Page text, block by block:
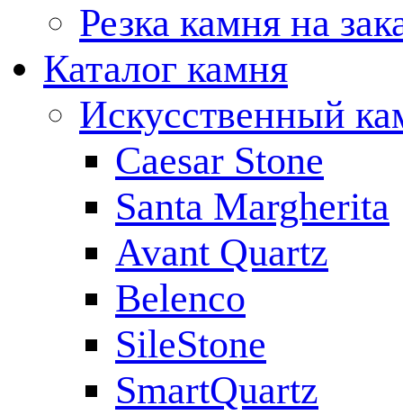
Резка камня на
Каталог камня
Искусственный
Caesar Stone
Santa Margherita
Avant Quartz
Belenco
SileStone
SmartQuartz